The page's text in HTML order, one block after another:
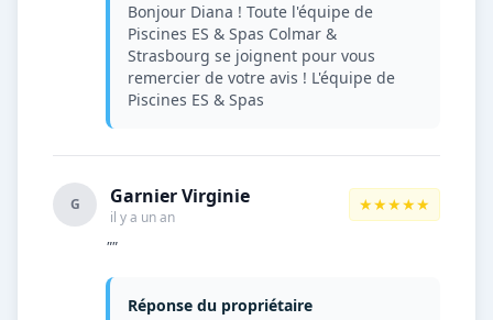
Bonjour Diana ! Toute l'équipe de
Piscines ES & Spas Colmar &
Strasbourg se joignent pour vous
remercier de votre avis ! L'équipe de
Piscines ES & Spas
G Garnier Virginie
il y a un an
★★★★★
""
Réponse du propriétaire